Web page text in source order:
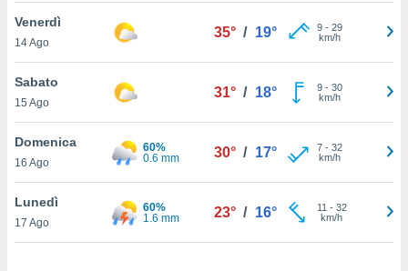
cookie
il tuo
in
a piè
del
Venerdì
14 Ago
35° / 19° 9- 29
km/h
Sabato
15 Ago
31° / 18° 9- 30
km/h
Domenica
16 Ago
60%
0.6 mm
30° / 17° 7- 32
km/h
Lunedì
17 Ago
60%
1.6 mm
23° / 16° 11 - 32
km/h